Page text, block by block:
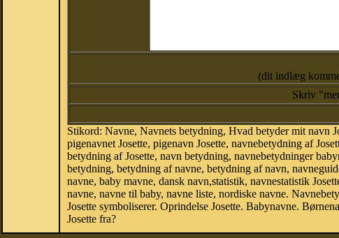
(dit indlæg
Skriv
Stikord: Navne, Navnets betydning, Hvad betyder mit navn
pigenavnet Josette, pigenavn Josette, navnebetydning af
betydning af Josette, navn betydning, navnebetydninger
betydning, betydning af navne, betydning af navn,
navne, baby mavne, dansk navn,statistik, navnestatistik
navne, navne til baby, navne liste, nordiske navne.
Josette symboliserer. Oprindelse Josette. Babynavne.
Josette fra?